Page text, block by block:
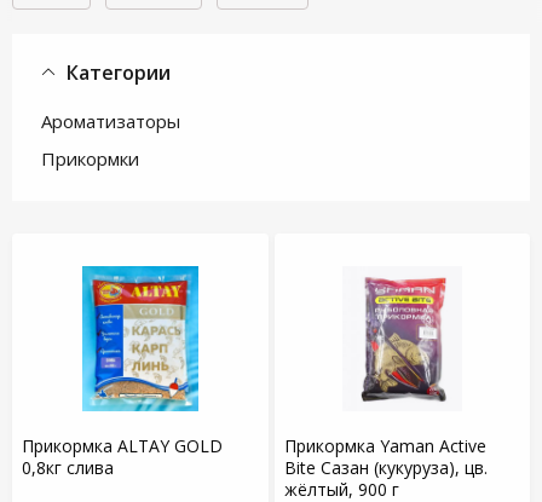
Категории
Ароматизаторы
Прикормки
Прикормка ALTAY GOLD
0,8кг слива
Прикормка Yaman Active
Bite Сазан (кукуруза), цв.
жёлтый, 900 г